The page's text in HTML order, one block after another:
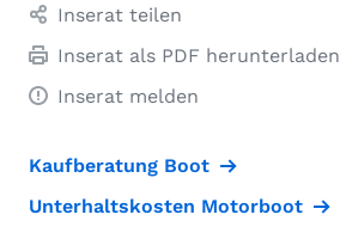
Inserat teilen
Inserat als PDF herunterladen
Inserat melden
Kaufberatung Boot
Unterhaltskosten Motorboot